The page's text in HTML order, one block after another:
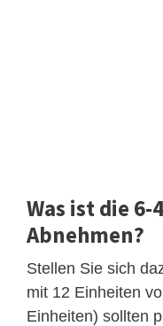
Was ist die
Abnehmen?
Stellen Sie sich
mit 12 Einheiten
Einheiten) sollten